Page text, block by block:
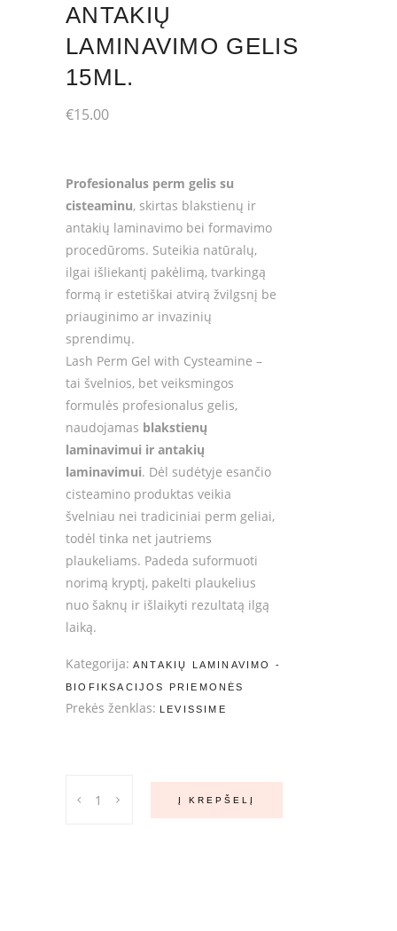
ANTAKIŲ
LAMINAVIMO GELIS
15ML.
€15.00
Profesionalus perm gelis su
cisteaminu, skirtas blakstienų ir
antakių laminavimo bei formavimo
procedūroms. Suteikia natūralų,
ilgai išliekantį pakėlimą, tvarkingą
formą ir estetiškai atvirą žvilgsnį be
priauginimo ar invazinių
sprendimų.
Lash Perm Gel with Cysteamine –
tai švelnios, bet veiksmingos
formulės profesionalus gelis,
naudojamas blakstienų
laminavimui ir antakių
laminavimui. Dėl sudėtyje esančio
cisteamino produktas veikia
švelniau nei tradiciniai perm geliai,
todėl tinka net jautriems
plaukeliams. Padeda suformuoti
norimą kryptį, pakelti plaukelius
nuo šaknų ir išlaikyti rezultatą ilgą
laiką.
Kategorija: ANTAKIŲ LAMINAVIMO -
BIOFIKSACIJOS PRIEMONĖS
Prekės ženklas: LEVISSIME
Lash
Į KREPŠELĮ